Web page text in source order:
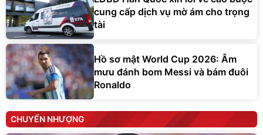
cung cấp dịch vụ mờ ám cho trọng
tài
Hồ sơ mật World Cup 2026: Âm
mưu đánh bom Messi và bám đuôi
Ronaldo
CHUYỂN NHƯỢNG